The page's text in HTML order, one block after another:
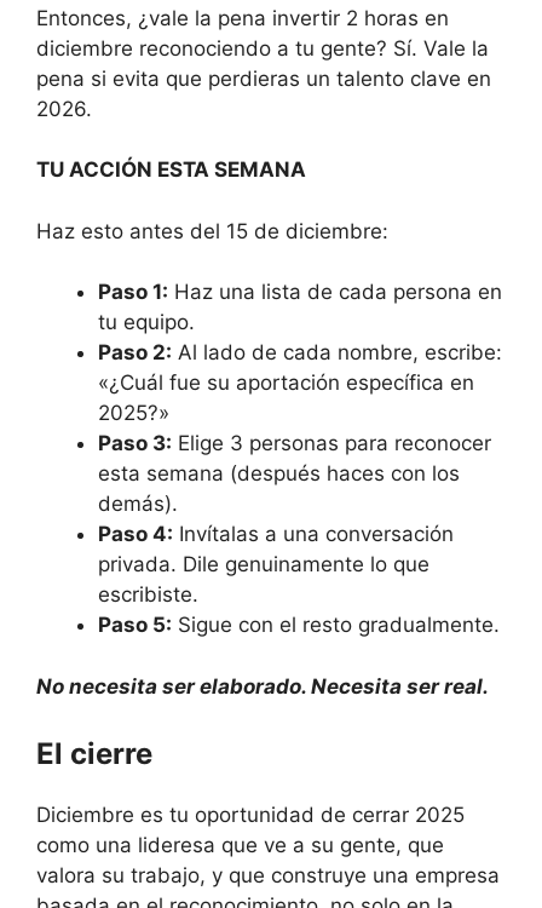
Entonces, ¿vale la pena invertir 2 horas en
diciembre reconociendo a tu gente? Sí. Vale la
pena si evita que perdieras un talento clave en
2026.
TU ACCIÓN ESTA SEMANA
Haz esto antes del 15 de diciembre:
Paso 1: Haz una lista de cada persona en
tu equipo.
Paso 2: Al lado de cada nombre, escribe:
«¿Cuál fue su aportación específica en
2025?»
Paso 3: Elige 3 personas para reconocer
esta semana (después haces con los
demás).
Paso 4: Invítalas a una conversación
privada. Dile genuinamente lo que
escribiste.
Paso 5: Sigue con el resto gradualmente.
No necesita ser elaborado. Necesita ser real.
El cierre
Diciembre es tu oportunidad de cerrar 2025
como una lideresa que ve a su gente, que
valora su trabajo, y que construye una empresa